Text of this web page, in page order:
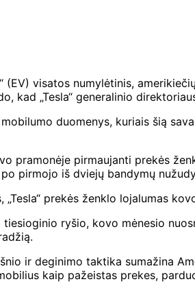
(EV) visatos numylėtinis,
kad „Tesla“ generalinio
duomenys, kuriais šią
pramonėje pirmaujanti prekės
pirmojo iš dviejų bandymų
„Tesla“ prekės ženklo lojalumas
tiesioginio ryšio, kovo mėnesio
ir deginimo taktika sumažina
kaip pažeistas prekes,